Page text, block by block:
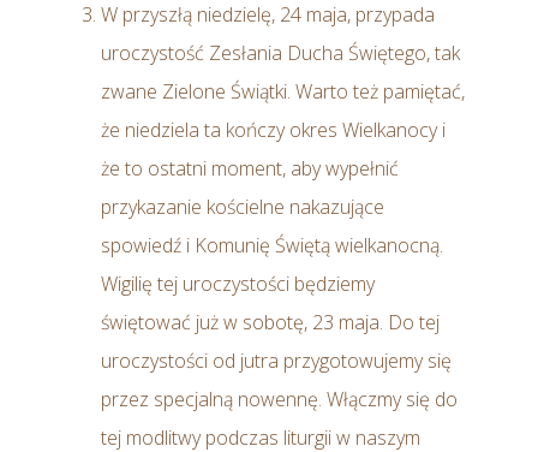
W przyszłą niedzielę, 24 maja, przypada
uroczystość Zesłania Ducha Świętego, tak
zwane Zielone Świątki. Warto też pamiętać,
że niedziela ta kończy okres Wielkanocy i
że to ostatni moment, aby wypełnić
przykazanie kościelne nakazujące
spowiedź i Komunię Świętą wielkanocną.
Wigilię tej uroczystości będziemy
świętować już w sobotę, 23 maja. Do tej
uroczystości od jutra przygotowujemy się
przez specjalną nowennę. Włączmy się do
tej modlitwy podczas liturgii w naszym